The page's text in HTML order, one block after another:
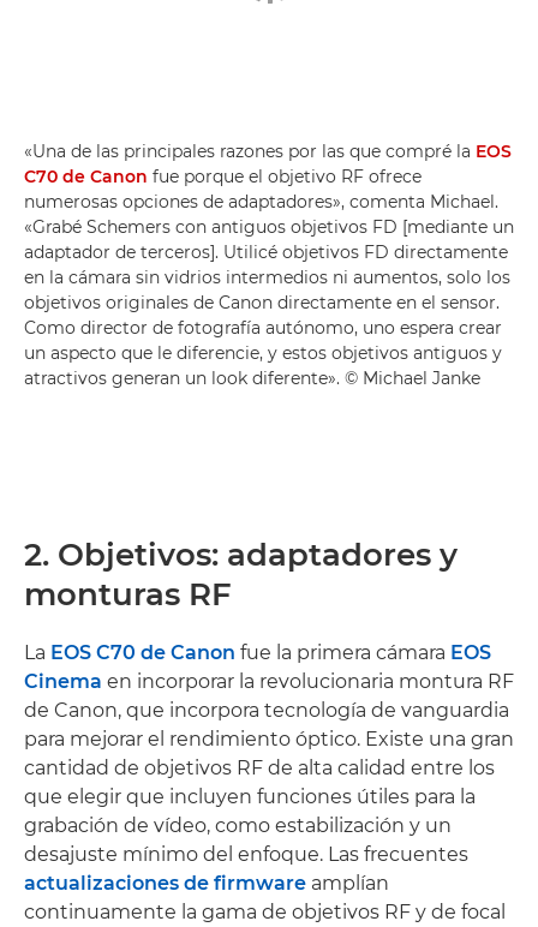
«Una de las principales razones por las que compré la EOS
C70 de Canon fue porque el objetivo RF ofrece
numerosas opciones de adaptadores», comenta Michael.
«Grabé Schemers con antiguos objetivos FD [mediante un
adaptador de terceros]. Utilicé objetivos FD directamente
en la cámara sin vidrios intermedios ni aumentos, solo los
objetivos originales de Canon directamente en el sensor.
Como director de fotografía autónomo, uno espera crear
un aspecto que le diferencie, y estos objetivos antiguos y
atractivos generan un look diferente». © Michael Janke
2. Objetivos: adaptadores y
monturas RF
La EOS C70 de Canon fue la primera cámara EOS
Cinema en incorporar la revolucionaria montura RF
de Canon, que incorpora tecnología de vanguardia
para mejorar el rendimiento óptico. Existe una gran
cantidad de objetivos RF de alta calidad entre los
que elegir que incluyen funciones útiles para la
grabación de vídeo, como estabilización y un
desajuste mínimo del enfoque. Las frecuentes
actualizaciones de firmware amplían
continuamente la gama de objetivos RF y de focal